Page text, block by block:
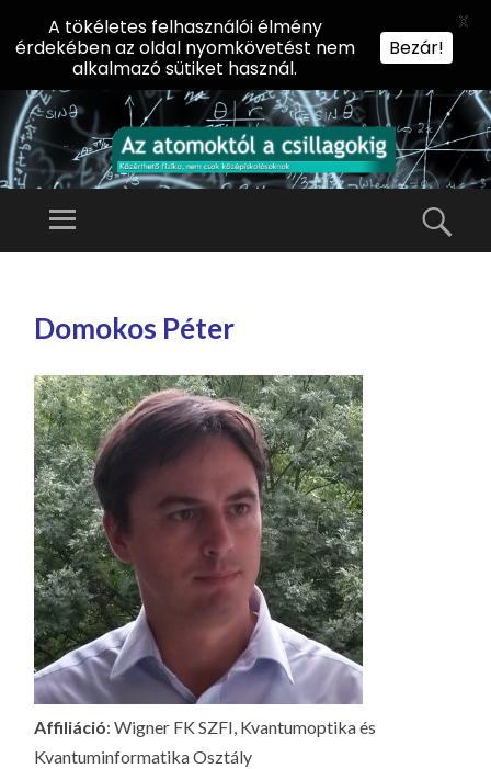
AZ
L
A
CS
IL
LA
G
O
KI
G
Előadássorozat
Kar Fizikai
Intézetében
Menü
TARTALOMHOZ
Domokos Péter
Affiliáció: Wigner FK SZFI, Kvantumoptika és
Kvantuminformatika Osztály
A tökéletes felhasználói élmény
érdekében az oldal nyomkövetést nem
alkalmazó sütiket használ.
Bezár!
X